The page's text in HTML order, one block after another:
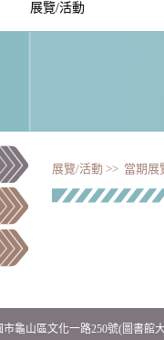
展覽/活動
展覽/活動 >> 當期展
市龜山區文化一路250號(圖書館